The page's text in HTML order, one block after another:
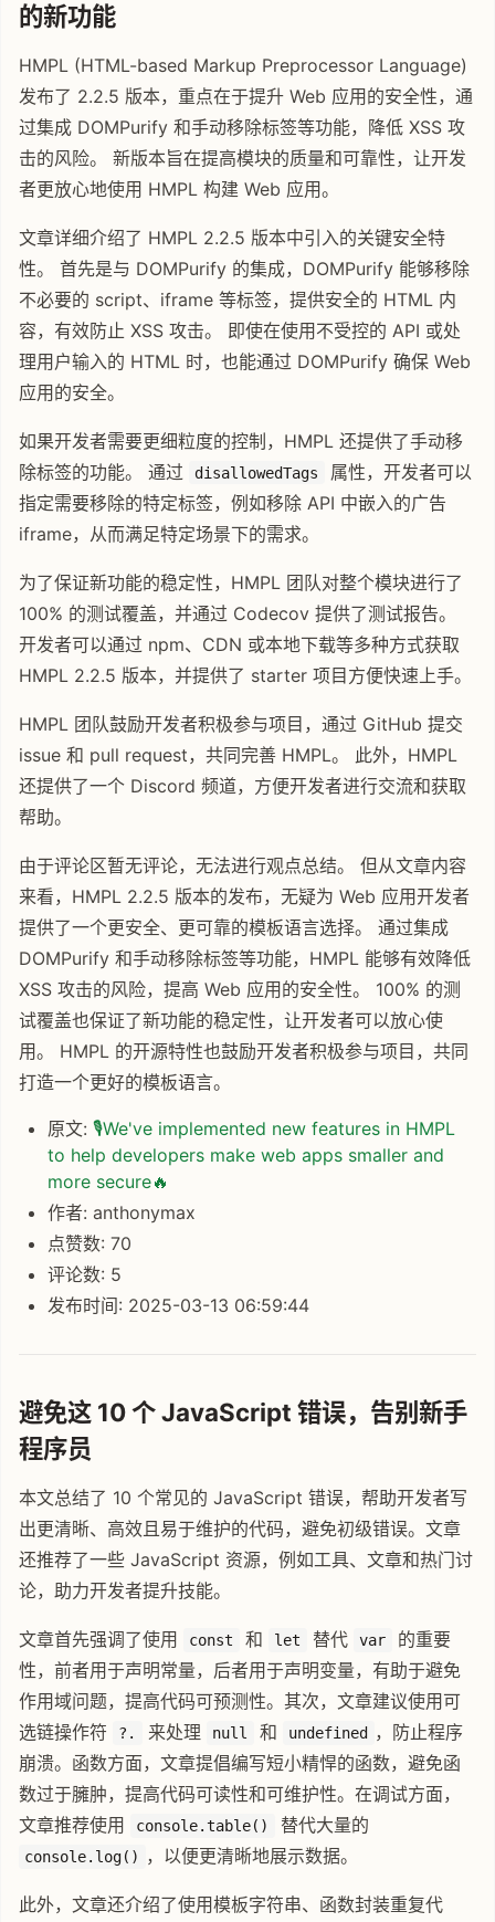
的新功能
HMPL (HTML-based Markup Preprocessor Language)
发布了 2.2.5 版本，重点在于提升 Web 应用的安全性，通
过集成 DOMPurify 和手动移除标签等功能，降低 XSS 攻
击的风险。 新版本旨在提高模块的质量和可靠性，让开发
者更放心地使用 HMPL 构建 Web 应用。
文章详细介绍了 HMPL 2.2.5 版本中引入的关键安全特
性。 首先是与 DOMPurify 的集成，DOMPurify 能够移除
不必要的 script、iframe 等标签，提供安全的 HTML 内
容，有效防止 XSS 攻击。 即使在使用不受控的 API 或处
理用户输入的 HTML 时，也能通过 DOMPurify 确保 Web
应用的安全。
如果开发者需要更细粒度的控制，HMPL 还提供了手动移
除标签的功能。 通过
disallowedTags
属性，开发者可以
指定需要移除的特定标签，例如移除 API 中嵌入的广告
iframe，从而满足特定场景下的需求。
为了保证新功能的稳定性，HMPL 团队对整个模块进行了
100% 的测试覆盖，并通过 Codecov 提供了测试报告。
开发者可以通过 npm、CDN 或本地下载等多种方式获取
HMPL 2.2.5 版本，并提供了 starter 项目方便快速上手。
HMPL 团队鼓励开发者积极参与项目，通过 GitHub 提交
issue 和 pull request，共同完善 HMPL。 此外，HMPL
还提供了一个 Discord 频道，方便开发者进行交流和获取
帮助。
由于评论区暂无评论，无法进行观点总结。 但从文章内容
来看，HMPL 2.2.5 版本的发布，无疑为 Web 应用开发者
提供了一个更安全、更可靠的模板语言选择。 通过集成
DOMPurify 和手动移除标签等功能，HMPL 能够有效降低
XSS 攻击的风险，提高 Web 应用的安全性。 100% 的测
试覆盖也保证了新功能的稳定性，让开发者可以放心使
用。 HMPL 的开源特性也鼓励开发者积极参与项目，共同
打造一个更好的模板语言。
原文: 🎙️We've implemented new features in HMPL
to help developers make web apps smaller and
more secure🔥
作者: anthonymax
点赞数: 70
评论数: 5
发布时间: 2025-03-13 06:59:44
避免这 10 个 JavaScript 错误，告别新手
程序员
本文总结了 10 个常见的 JavaScript 错误，帮助开发者写
出更清晰、高效且易于维护的代码，避免初级错误。文章
还推荐了一些 JavaScript 资源，例如工具、文章和热门讨
论，助力开发者提升技能。
文章首先强调了使用 const 和 let 替代 var
的重要
性，前者用于声明常量，后者用于声明变量，有助于避免
作用域问题，提高代码可预测性。其次，文章建议使用可
选链操作符
?. 来处理 null 和 undefined
，防止程序
崩溃。函数方面，文章提倡编写短小精悍的函数，避免函
数过于臃肿，提高代码可读性和可维护性。在调试方面，
文章推荐使用
console.table() 替代大量的
console.log() ，以便更清晰地展示数据。
此外，文章还介绍了使用模板字符串、函数封装重复代